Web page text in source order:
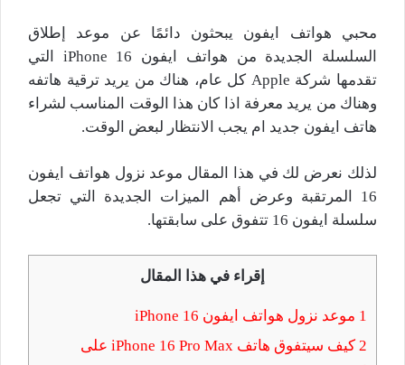
محبي هواتف ايفون يبحثون دائمًا عن موعد إطلاق
السلسلة الجديدة من هواتف ايفون iPhone 16 التي
تقدمها شركة Apple كل عام، هناك من يريد ترقية هاتفه
وهناك من يريد معرفة اذا كان هذا الوقت المناسب لشراء
هاتف ايفون جديد ام يجب الانتظار لبعض الوقت.
لذلك نعرض لك في هذا المقال موعد نزول هواتف ايفون
16 المرتقبة وعرض أهم الميزات الجديدة التي تجعل
سلسلة ايفون 16 تتفوق على سابقتها.
إقراء في هذا المقال
1 موعد نزول هواتف ايفون iPhone 16
2
كيف سيتفوق هاتف iPhone 16 Pro Max على